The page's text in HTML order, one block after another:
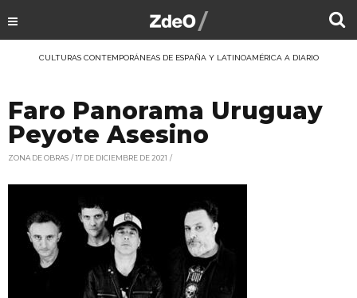
CULTURAS CONTEMPORÁNEAS DE ESPAÑA Y LATINOAMÉRICA A DIARIO
Faro Panorama Uruguay
Peyote Asesino
ZONA DE OBRAS 17 DE DICIEMBRE DE 2021